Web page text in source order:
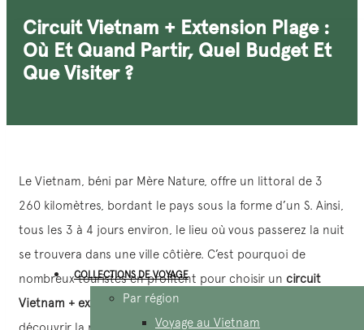
COLLECTIONS DE VOYAGE
Par région
Voyage au Vietnam
Circuit Vietnam + Extension Plage :
Où Et Quand Partir, Quel Budget Et
Que Visiter ?
Le Vietnam, béni par Mère Nature, offre un littoral de 3
260 kilomètres, bordant le pays sous la forme d’un S. Ainsi,
tous les 3 à 4 jours environ, le lieu où vous passerez la nuit
se trouvera dans une ville côtière. C’est pourquoi de
nombreux touristes en profitent pour choisir un circuit
Vietnam + extension plage. Cette formule permet de
découvrir la richesse culturelle du pays tout en profitant